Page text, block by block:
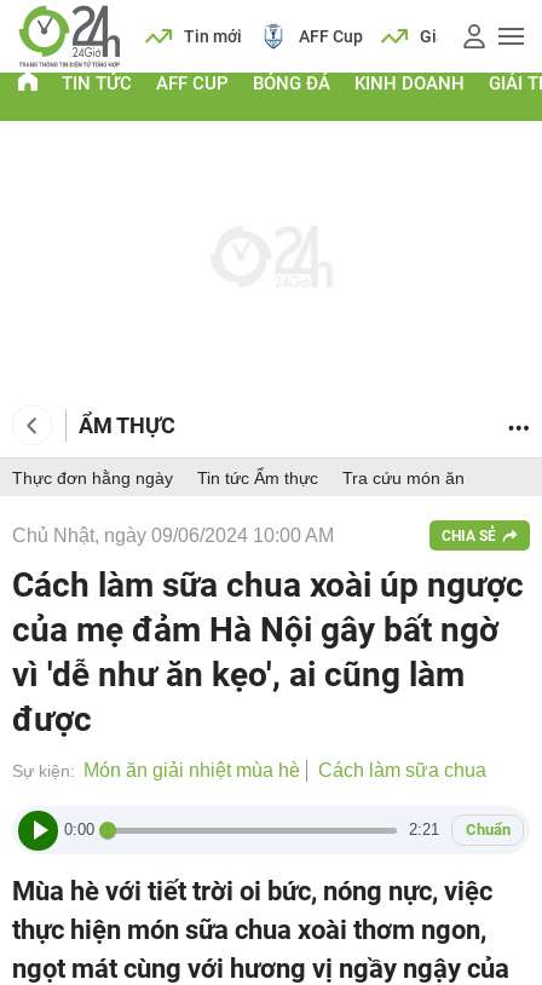
Lịch Tin mới AFF Cup Giá vàng
TIN TỨC AFF CUP BÓNG ĐÁ KINH DOANH GIẢI
ẨM THỰC
Thực đơn hằng ngày Tin tức Ẩm thực Tra cứu món ăn
Chủ Nhật, ngày 09/06/2024 10:00 AM CHIA SẺ
Cách làm sữa chua xoài úp ngược
của mẹ đảm Hà Nội gây bất ngờ
vì 'dễ như ăn kẹo', ai cũng làm
được
Sự kiện: Món ăn giải nhiệt mùa hè Cách làm sữa chua
0:00 2:21 Chuẩn
Mùa hè với tiết trời oi bức, nóng nực, việc
thực hiện món sữa chua xoài thơm ngon,
ngọt mát cùng với hương vị ngầy ngậy của